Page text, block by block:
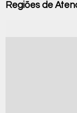
Regiões de